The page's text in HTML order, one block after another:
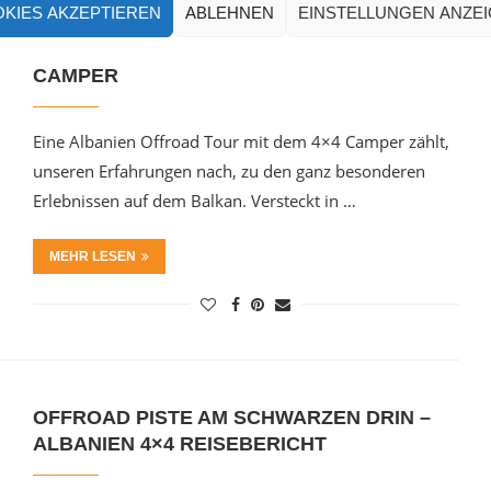
AKZEPTIEREN ABLEHNEN EINSTELLUNGEN
CAMPER
Eine Albanien Offroad Tour mit dem 4×4 Camper zählt,
unseren Erfahrungen nach, zu den ganz besonderen
Erlebnissen auf dem Balkan. Versteckt in …
MEHR LESEN
OFFROAD PISTE AM SCHWARZEN DRIN –
ALBANIEN 4×4 REISEBERICHT